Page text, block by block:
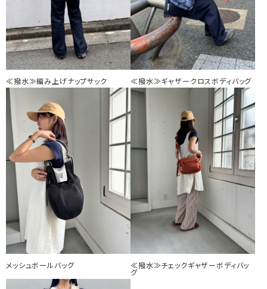
≪撥水≫編み上げナップサック ≪撥水≫ギャザークロスボディバッグ
メッシュボールバッグ
≪撥水≫チェックギャザーボディバッ
グ